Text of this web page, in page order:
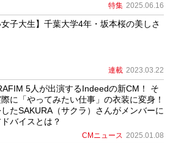
特集 2025.06.16
女子大生】千葉大学4年・坂本桜の美しさ
連載 2023.03.22
5人が出演するIndeedの新CM！ そ
に「やってみたい仕事」の衣装に変身！
たSAKURA（サクラ）さんがメンバーに
バイスとは？
CMニュース 2025.01.08